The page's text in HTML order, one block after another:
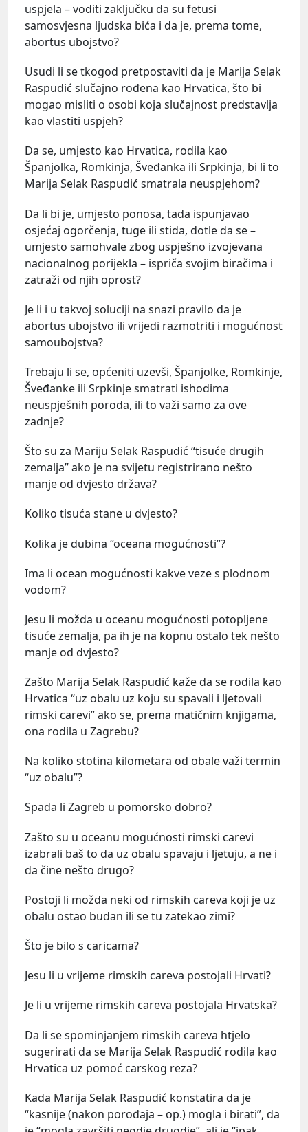
uspjela – voditi zaključku da su fetusi
samosvjesna ljudska bića i da je, prema tome,
abortus ubojstvo?
Usudi li se tkogod pretpostaviti da je Marija Selak
Raspudić slučajno rođena kao Hrvatica, što bi
mogao misliti o osobi koja slučajnost predstavlja
kao vlastiti uspjeh?
Da se, umjesto kao Hrvatica, rodila kao
Španjolka, Romkinja, Šveđanka ili Srpkinja, bi li to
Marija Selak Raspudić smatrala neuspjehom?
Da li bi je, umjesto ponosa, tada ispunjavao
osjećaj ogorčenja, tuge ili stida, dotle da se –
umjesto samohvale zbog uspješno izvojevana
nacionalnog porijekla – ispriča svojim biračima i
zatraži od njih oprost?
Je li i u takvoj soluciji na snazi pravilo da je
abortus ubojstvo ili vrijedi razmotriti i mogućnost
samoubojstva?
Trebaju li se, općeniti uzevši, Španjolke, Romkinje,
Šveđanke ili Srpkinje smatrati ishodima
neuspješnih poroda, ili to važi samo za ove
zadnje?
Što su za Mariju Selak Raspudić “tisuće drugih
zemalja” ako je na svijetu registrirano nešto
manje od dvjesto država?
Koliko tisuća stane u dvjesto?
Kolika je dubina “oceana mogućnosti”?
Ima li ocean mogućnosti kakve veze s plodnom
vodom?
Jesu li možda u oceanu mogućnosti potopljene
tisuće zemalja, pa ih je na kopnu ostalo tek nešto
manje od dvjesto?
Zašto Marija Selak Raspudić kaže da se rodila kao
Hrvatica “uz obalu uz koju su spavali i ljetovali
rimski carevi” ako se, prema matičnim knjigama,
ona rodila u Zagrebu?
Na koliko stotina kilometara od obale važi termin
“uz obalu”?
Spada li Zagreb u pomorsko dobro?
Zašto su u oceanu mogućnosti rimski carevi
izabrali baš to da uz obalu spavaju i ljetuju, a ne i
da čine nešto drugo?
Postoji li možda neki od rimskih careva koji je uz
obalu ostao budan ili se tu zatekao zimi?
Što je bilo s caricama?
Jesu li u vrijeme rimskih careva postojali Hrvati?
Je li u vrijeme rimskih careva postojala Hrvatska?
Da li se spominjanjem rimskih careva htjelo
sugerirati da se Marija Selak Raspudić rodila kao
Hrvatica uz pomoć carskog reza?
Kada Marija Selak Raspudić konstatira da je
“kasnije (nakon porođaja – op.) mogla i birati”, da